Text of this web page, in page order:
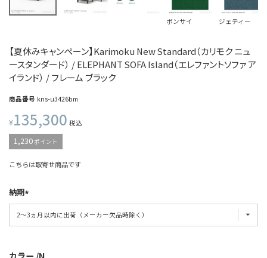
【夏休みキャンペーン】Karimoku New Standard（カリモク ニュ
ースタンダード） / ELEPHANT SOFA Island（エレファントソファ ア
イランド） / フレーム ブラック
ボンサイ ジェティー
商品番号 kns-u3426bm
¥135,300 税込
1,230ポイント
こちらは取寄せ商品です
納期